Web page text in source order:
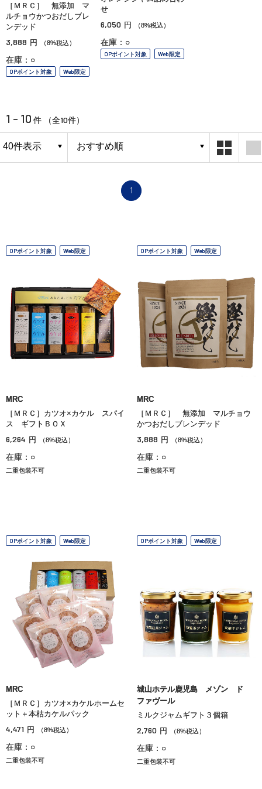
［ＭＲＣ］ 無添加 マ
ルチョウかつおだしブレ
ンデッド
3,888 円 （8%税込）
在庫：○
OPポイント対象 Web限定
せ
6,050 円 （8%税込）
在庫：○
OPポイント対象 Web限定
1 - 10 件 （全10件）
1
OPポイント対象 Web限定
MRC
［ＭＲＣ］カツオ×カケル スパイ
ス ギフトＢＯＸ
6,264 円 （8%税込）
在庫：○
二重包装不可
OPポイント対象 Web限定
MRC
［ＭＲＣ］ 無添加 マルチョウ
かつおだしブレンデッド
3,888 円 （8%税込）
在庫：○
二重包装不可
OPポイント対象 Web限定
MRC
［ＭＲＣ］カツオ×カケルホームセ
ット＋本枯カケルパック
4,471 円 （8%税込）
在庫：○
二重包装不可
OPポイント対象 Web限定
城山ホテル鹿児島 メゾン ド
ファヴール
ミルクジャムギフト３個箱
2,760 円 （8%税込）
在庫：○
二重包装不可